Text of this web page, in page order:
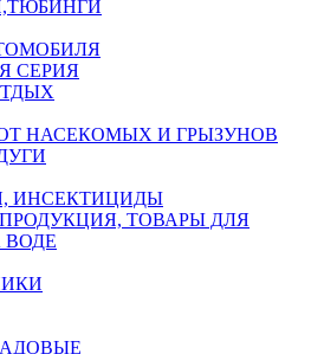
СЕРИЯ
НАСЕКОМЫХ И ГРЫЗУНОВ
ИНСЕКТИЦИДЫ
ТОВАРЫ ДЛЯ